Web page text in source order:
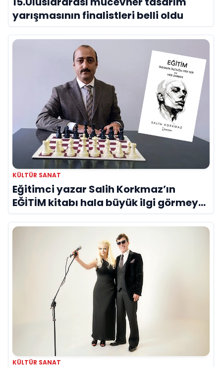
yarışmasının finalistleri belli oldu
KÜLTÜR SANAT
Eğitimci yazar Salih Korkmaz’ın
EĞİTİM kitabı hala büyük ilgi görmeye
devam ediyor
KÜLTÜR SANAT